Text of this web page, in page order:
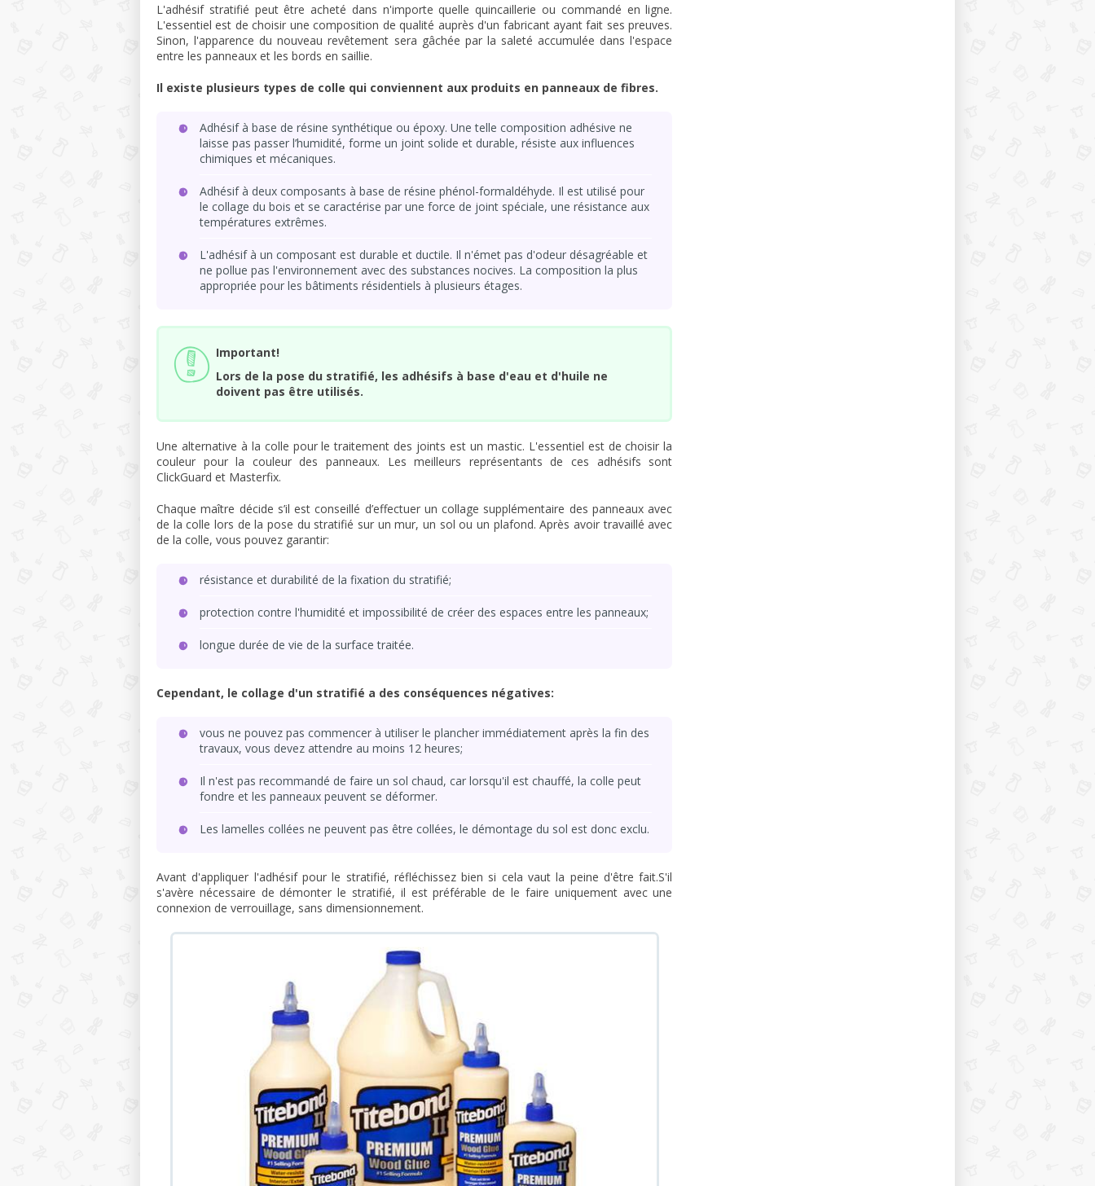
L'adhésif stratifié peut être acheté dans n'importe quelle quincaillerie ou commandé en ligne.
L'essentiel est de choisir une composition de qualité auprès d'un fabricant ayant fait ses preuves.
Sinon, l'apparence du nouveau revêtement sera gâchée par la saleté accumulée dans l'espace
entre les panneaux et les bords en saillie.
Il existe plusieurs types de colle qui conviennent aux produits en panneaux de fibres.
Adhésif à base de résine synthétique ou époxy. Une telle composition adhésive ne
laisse pas passer l’humidité, forme un joint solide et durable, résiste aux influences
chimiques et mécaniques.
Adhésif à deux composants à base de résine phénol-formaldéhyde. Il est utilisé pour
le collage du bois et se caractérise par une force de joint spéciale, une résistance aux
températures extrêmes.
L'adhésif à un composant est durable et ductile. Il n'émet pas d'odeur désagréable et
ne pollue pas l'environnement avec des substances nocives. La composition la plus
appropriée pour les bâtiments résidentiels à plusieurs étages.
Important!
Lors de la pose du stratifié, les adhésifs à base d'eau et d'huile ne
doivent pas être utilisés.
Une alternative à la colle pour le traitement des joints est un mastic. L'essentiel est de choisir la
couleur pour la couleur des panneaux. Les meilleurs représentants de ces adhésifs sont
ClickGuard et Masterfix.
Chaque maître décide s’il est conseillé d’effectuer un collage supplémentaire des panneaux avec
de la colle lors de la pose du stratifié sur un mur, un sol ou un plafond. Après avoir travaillé avec
de la colle, vous pouvez garantir:
résistance et durabilité de la fixation du stratifié;
protection contre l'humidité et impossibilité de créer des espaces entre les panneaux;
longue durée de vie de la surface traitée.
Cependant, le collage d'un stratifié a des conséquences négatives:
vous ne pouvez pas commencer à utiliser le plancher immédiatement après la fin des
travaux, vous devez attendre au moins 12 heures;
Il n'est pas recommandé de faire un sol chaud, car lorsqu'il est chauffé, la colle peut
fondre et les panneaux peuvent se déformer.
Les lamelles collées ne peuvent pas être collées, le démontage du sol est donc exclu.
Avant d'appliquer l'adhésif pour le stratifié, réfléchissez bien si cela vaut la peine d'être fait.S'il
s'avère nécessaire de démonter le stratifié, il est préférable de le faire uniquement avec une
connexion de verrouillage, sans dimensionnement.